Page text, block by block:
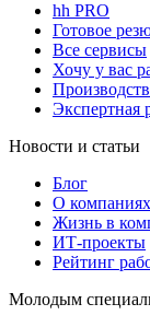
hh PRO
Готовое
Все сервисы
Хочу у вас
Экспертная
Новости и статьи
Блог
О
Жизнь в
ИТ-проекты
Рейтинг
Молодым